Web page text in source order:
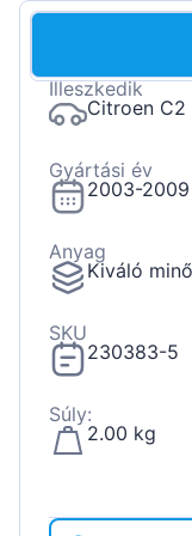
Illeszkedik
Citroen C2
Gyártási év
2003-2009
Anyag
Kiváló
SKU
230383-5
Súly:
2.00 kg